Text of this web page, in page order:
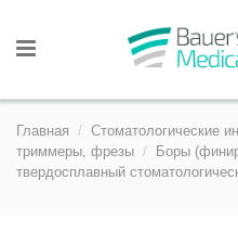
Главная Стоматологические
триммеры, фрезы
Боры
твердосплавный